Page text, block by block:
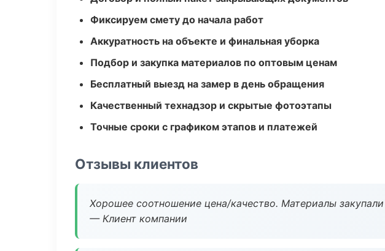
Фиксируем смету до начала работ
Аккуратность на объекте и финальная уборка
Подбор и закупка материалов по оптовым ценам
Бесплатный выезд на замер в день обращения
Качественный технадзор и скрытые фотоэтапы
Точные сроки с графиком этапов и платежей
Отзывы клиентов
Хорошее соотношение цена/качество. Материалы
— Клиент компании